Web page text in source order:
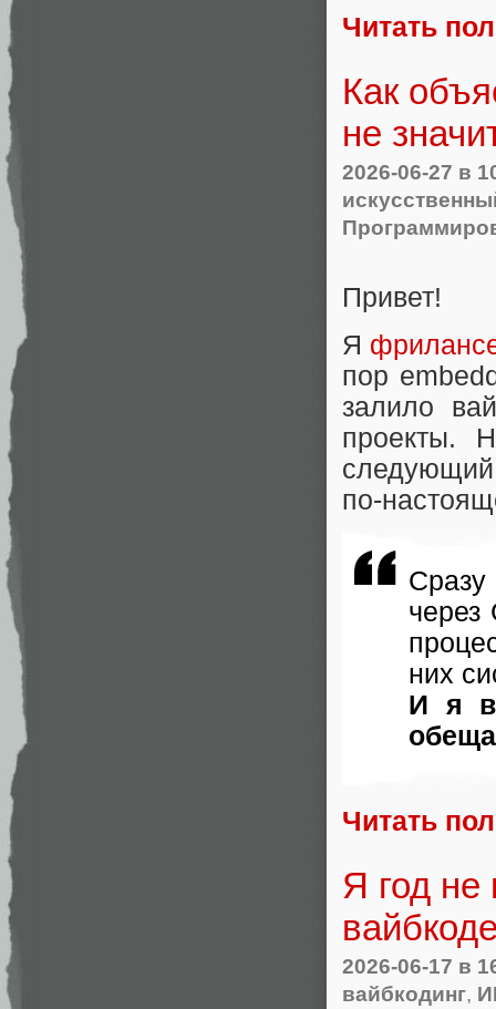
Читать
Как
не
2026-06-27 в
Привет!
Я
пор
залило
проекты.
по-
через
них
И я
Читать
Я год не
2026-06-17 в
вайбкодинг,